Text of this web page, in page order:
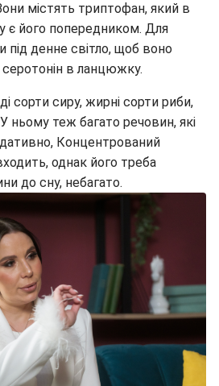
містять триптофан, який в
є його попередником. Для
під денне світло, щоб воно
в ланцюжку.
сорти сиру, жирні сорти риби,
У ньому теж багато речовин, які
Концентрований
однак його треба
до сну, небагато.